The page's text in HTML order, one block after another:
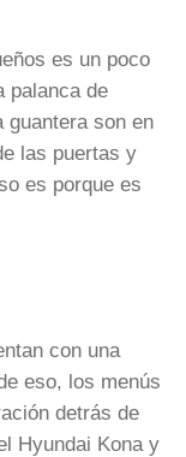
es un poco
palanca de
guantera son en
las puertas y
es porque es
con una
eso, los menús
detrás de
Hyundai Kona y